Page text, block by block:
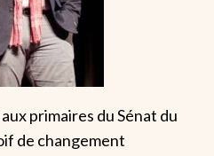
primaires du Sénat du
de changement